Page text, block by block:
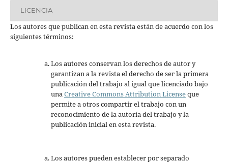
LICENCIA
Los autores que publican en esta revista están de acuerdo con los
siguientes términos:
Los autores conservan los derechos de autor y
garantizan a la revista el derecho de ser la primera
publicación del trabajo al igual que licenciado bajo
unaCreative Commons Attribution Licenseque
permite a otros compartir el trabajo con un
reconocimiento de la autoría del trabajo y la
publicación inicial en esta revista.
Los autores pueden establecer por separado